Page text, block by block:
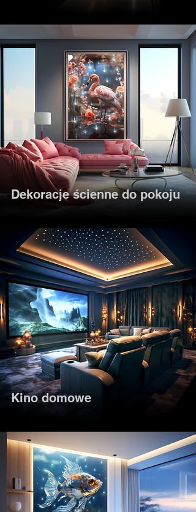
Dekoracje ścienne do pokoju
Kino domowe